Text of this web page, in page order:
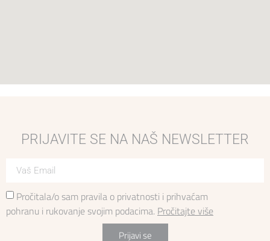
PRIJAVITE SE NA NAŠ NEWSLETTER
Pročitala/o sam pravila o privatnosti i prihvaćam
pohranu i rukovanje svojim podacima. Pročitajte više
Prijavi se